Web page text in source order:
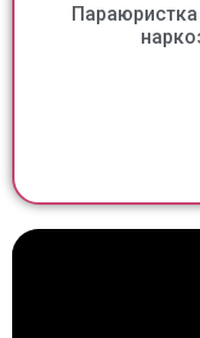
Параюристка